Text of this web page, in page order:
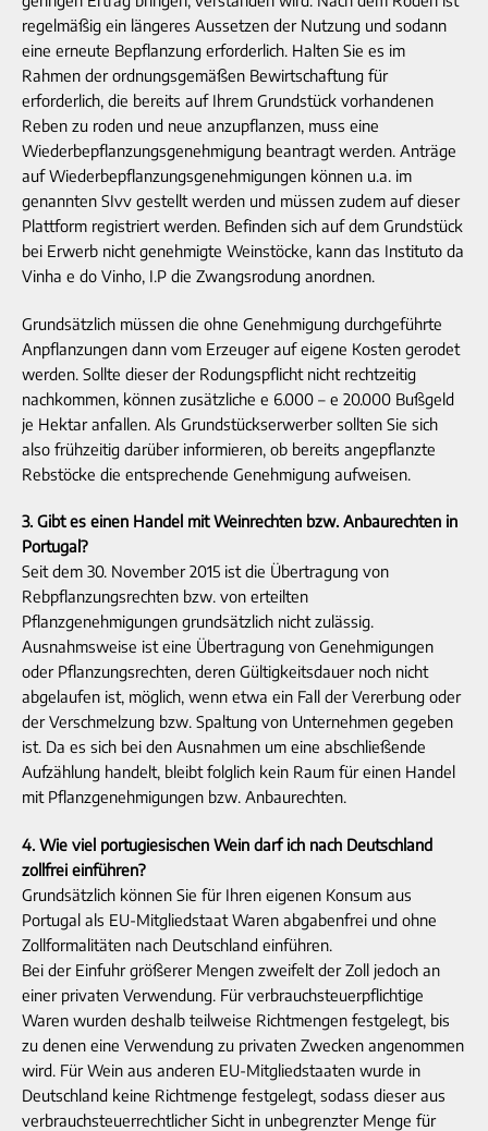
regelmäßig ein längeres Aussetzen der Nutzung und sodann
eine erneute Bepflanzung erforderlich. Halten Sie es im
Rahmen der ordnungsgemäßen Bewirtschaftung für
erforderlich, die bereits auf Ihrem Grundstück vorhandenen
Reben zu roden und neue anzupflanzen, muss eine
Wiederbepflanzungsgenehmigung beantragt werden. Anträge
auf Wiederbepflanzungsgenehmigungen können u.a. im
genannten SIvv gestellt werden und müssen zudem auf dieser
Plattform registriert werden. Befinden sich auf dem Grundstück
bei Erwerb nicht genehmigte Weinstöcke, kann das Instituto da
Vinha e do Vinho, I.P die Zwangsrodung anordnen.
Grundsätzlich müssen die ohne Genehmigung durchgeführte
Anpflanzungen dann vom Erzeuger auf eigene Kosten gerodet
werden. Sollte dieser der Rodungspflicht nicht rechtzeitig
nachkommen, können zusätzliche e 6.000 – e 20.000 Bußgeld
je Hektar anfallen. Als Grundstückserwerber sollten Sie sich
also frühzeitig darüber informieren, ob bereits angepflanzte
Rebstöcke die entsprechende Genehmigung aufweisen.
3. Gibt es einen Handel mit Weinrechten bzw. Anbaurechten in
Portugal?
Seit dem 30. November 2015 ist die Übertragung von
Rebpflanzungsrechten bzw. von erteilten
Pflanzgenehmigungen grundsätzlich nicht zulässig.
Ausnahmsweise ist eine Übertragung von Genehmigungen
oder Pflanzungsrechten, deren Gültigkeitsdauer noch nicht
abgelaufen ist, möglich, wenn etwa ein Fall der Vererbung oder
der Verschmelzung bzw. Spaltung von Unternehmen gegeben
ist. Da es sich bei den Ausnahmen um eine abschließende
Aufzählung handelt, bleibt folglich kein Raum für einen Handel
mit Pflanzgenehmigungen bzw. Anbaurechten.
4. Wie viel portugiesischen Wein darf ich nach Deutschland
zollfrei einführen?
Grundsätzlich können Sie für Ihren eigenen Konsum aus
Portugal als EU-Mitgliedstaat Waren abgabenfrei und ohne
Zollformalitäten nach Deutschland einführen.
Bei der Einfuhr größerer Mengen zweifelt der Zoll jedoch an
einer privaten Verwendung. Für verbrauchsteuerpflichtige
Waren wurden deshalb teilweise Richtmengen festgelegt, bis
zu denen eine Verwendung zu privaten Zwecken angenommen
wird. Für Wein aus anderen EU-Mitgliedstaaten wurde in
Deutschland keine Richtmenge festgelegt, sodass dieser aus
verbrauchsteuerrechtlicher Sicht in unbegrenzter Menge für